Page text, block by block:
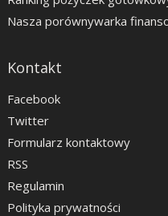
Nasza porównywarka
Kontakt
Facebook
Twitter
Formularz kontaktowy
RSS
Regulamin
Polityka prywatności